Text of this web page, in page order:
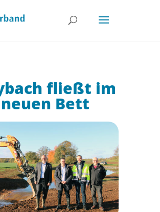
fließt im
neuen Bett